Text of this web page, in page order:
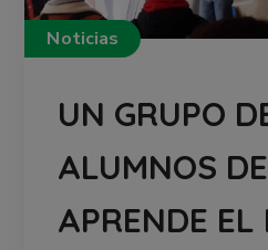
Noticias
UN GRUPO
ALUMNOS
APRENDE EL